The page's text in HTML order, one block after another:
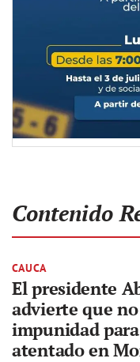
Contenido
CAUCA
El presidente
advierte que
impunidad
atentado en